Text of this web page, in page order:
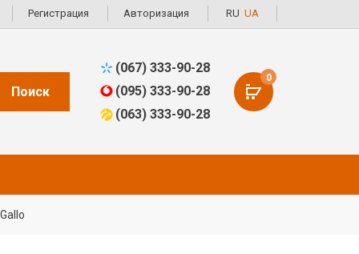
Регистрация Авторизация RU UA
Поиск
(067) 333-90-28
(095) 333-90-28
(063) 333-90-28
0